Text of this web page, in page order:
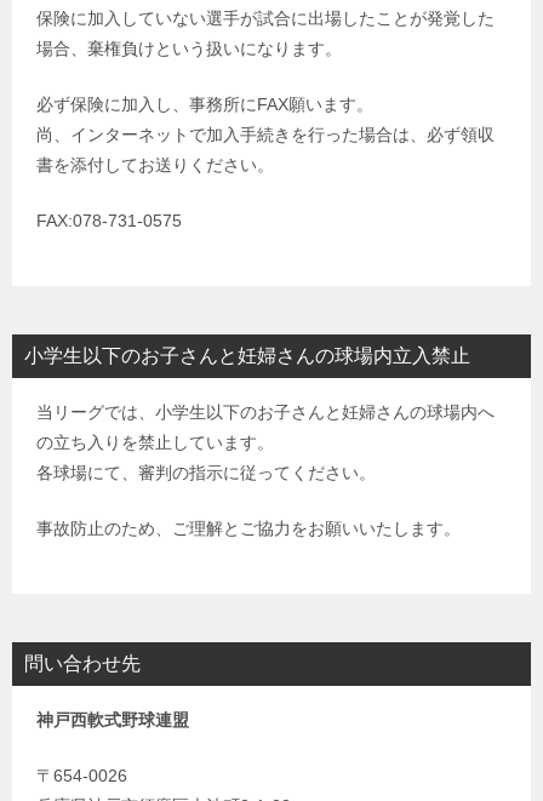
保険に加入していない選手が試合に出場したことが発覚した
場合、棄権負けという扱いになります。
必ず保険に加入し、事務所にFAX願います。
尚、インターネットで加入手続きを行った場合は、必ず領収
書を添付してお送りください。
FAX:078-731-0575
小学生以下のお子さんと妊婦さんの球場内立入禁止
当リーグでは、小学生以下のお子さんと妊婦さんの球場内へ
の立ち入りを禁止しています。
各球場にて、審判の指示に従ってください。
事故防止のため、ご理解とご協力をお願いいたします。
問い合わせ先
神戸西軟式野球連盟
〒654-0026